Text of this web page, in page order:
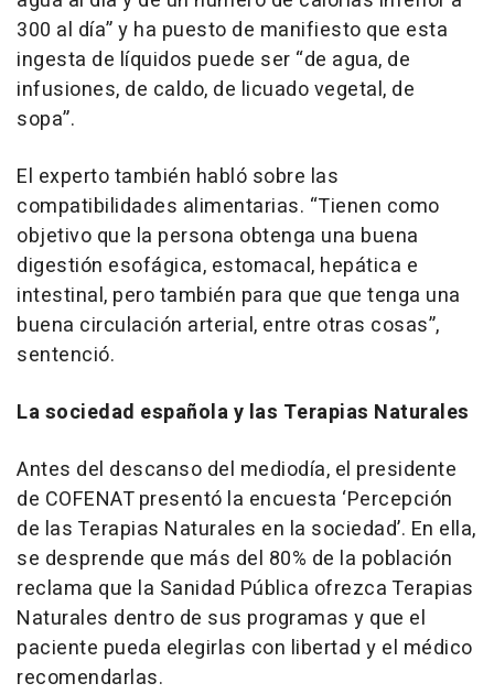
300 al día” y ha puesto de manifiesto que esta
ingesta de líquidos puede ser “de agua, de
infusiones, de caldo, de licuado vegetal, de
sopa”.
El experto también habló sobre las
compatibilidades alimentarias. “Tienen como
objetivo que la persona obtenga una buena
digestión esofágica, estomacal, hepática e
intestinal, pero también para que que tenga una
buena circulación arterial, entre otras cosas”,
sentenció.
La sociedad española y las Terapias Naturales
Antes del descanso del mediodía, el presidente
de COFENAT presentó la encuesta ‘Percepción
de las Terapias Naturales en la sociedad’. En ella,
se desprende que más del 80% de la población
reclama que la Sanidad Pública ofrezca Terapias
Naturales dentro de sus programas y que el
paciente pueda elegirlas con libertad y el médico
recomendarlas.